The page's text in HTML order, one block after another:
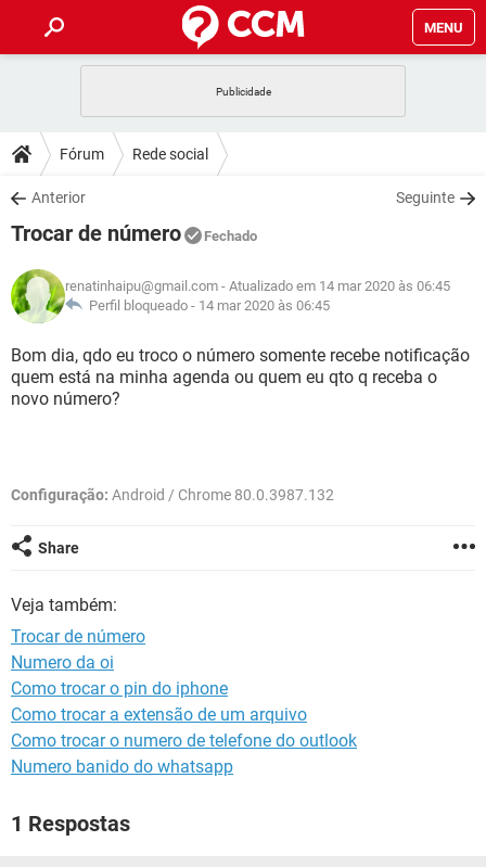
MENU
CELULAR
OUTLOOK
INSTAGRAM
GUIA DE COMPRAS
DICAS
JOGOS
INSTAGRAM GMAIL
GUIA DE COMPRAS
DOWNLOADS
JOGOS
CELULAR
OUTLOOK EXCEL
INSTAGRAM
GUIA DE COMPRAS
JOGOS WHATSAPP
CELULAR
OUTLOOK EXCEL
INSTAGRAM
GLOSSÁRIO
JOGOS
CELULAR FACEBOOK
GUIA DE COMPRAS
Fórum Rede social
Anterior Seguinte
Trocar de número Fechado
renatinhaipu@gmail.com - Atualizado em 14 mar 2020 às 06:45
Perfil bloqueado - 14 mar 2020 às 06:45
Bom dia, qdo eu troco o número somente recebe notificação
quem está na minha agenda ou quem eu qto q receba o
novo número?
Configuração: Android / Chrome 80.0.3987.132
Share
Veja também:
Trocar de número
Numero da oi
Como trocar o pin do iphone
Como trocar a extensão de um arquivo
Como trocar o numero de telefone do outlook
Numero banido do whatsapp
1 Respostas